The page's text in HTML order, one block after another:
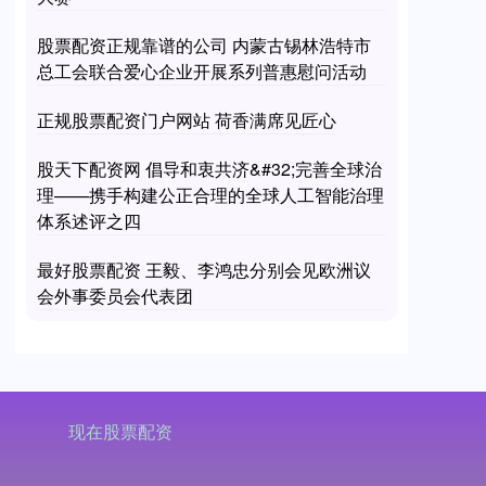
股票配资正规靠谱的公司 内蒙古锡林浩特市
总工会联合爱心企业开展系列普惠慰问活动
正规股票配资门户网站 荷香满席见匠心
股天下配资网 倡导和衷共济&#32;完善全球治
理——携手构建公正合理的全球人工智能治理
体系述评之四
最好股票配资 王毅、李鸿忠分别会见欧洲议
会外事委员会代表团
现在股票配资